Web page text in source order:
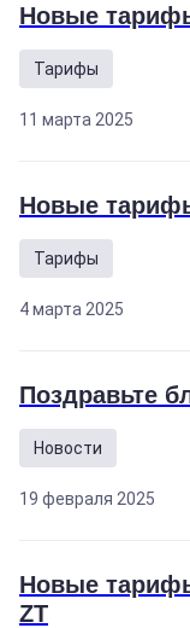
Новые
Тарифы
11 марта 2025
Новые
Тарифы
4 марта 2025
Поздравьте
Новости
19 февраля 2025
Новые
ZT